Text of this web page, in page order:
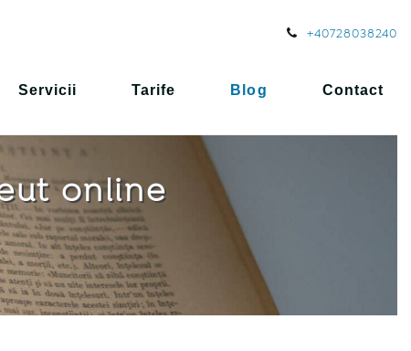
+40728038240
Servicii Tarife Blog Contact
online